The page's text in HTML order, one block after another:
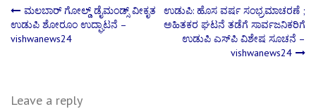
Post
navigation
ಮಲಬಾರ್ ಗೋಲ್ಡ್ ಡೈಮಂಡ್ಸ್ ವೀಕೃತ
ಉಡುಪಿ ಶೋರೂಂ ಉದ್ಘಾಟನೆ –
vishwanews24
ಉಡುಪಿ: ಹೊಸ ವರ್ಷ ಸಂಭ್ರಮಾಚರಣೆ ;
ಅಹಿತಕರ ಘಟನೆ ತಡೆಗೆ ಸಾರ್ವಜನಿಕರಿಗೆ
ಉಡುಪಿ ಎಸ್‌ಪಿ ವಿಶೇಷ ಸೂಚನೆ –
vishwanews24
Leave a reply